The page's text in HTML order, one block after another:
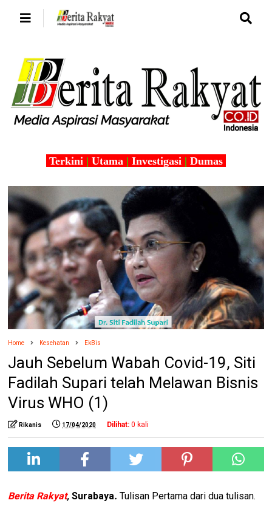
Terkini | Utama | Investigasi | Dumas
Home Kesehatan EkBis
Jauh Sebelum Wabah Covid-19, Siti
Fadilah Supari telah Melawan Bisnis
Virus WHO (1)
Rikanis 17/04/2020 Dilihat: 0 kali
Berita Rakyat,Surabaya. Tulisan Pertama dari dua tulisan.